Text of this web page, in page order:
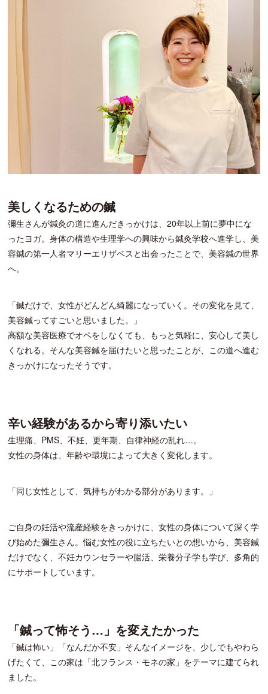
美しくなるための鍼
彌生さんが鍼灸の道に進んだきっかけは、20年以上前に夢中にな
ったヨガ。身体の構造や生理学への興味から鍼灸学校へ進学し、美
容鍼の第一人者マリーエリザベスと出会ったことで、美容鍼の世界
へ。
「鍼だけで、女性がどんどん綺麗になっていく。その変化を見て、
美容鍼ってすごいと思いました。」
高額な美容医療でオペをしなくても、もっと気軽に、安心して美し
くなれる。そんな美容鍼を届けたいと思ったことが、この道へ進む
きっかけになったそうです。
辛い経験があるから寄り添いたい
生理痛、PMS、不妊、更年期、自律神経の乱れ…。
女性の身体は、年齢や環境によって大きく変化します。
「同じ女性として、気持ちがわかる部分があります。」
ご自身の妊活や流産経験をきっかけに、女性の身体について深く学
び始めた彌生さん。悩む女性の役に立ちたいとの想いから、美容鍼
だけでなく、不妊カウンセラーや腸活、栄養分子学も学び、多角的
にサポートしています。
「鍼って怖そう…」を変えたかった
「鍼は怖い」「なんだか不安」そんなイメージを、少しでもやわら
げたくて、この家は「北フランス・モネの家」をテーマに建てられ
ました。